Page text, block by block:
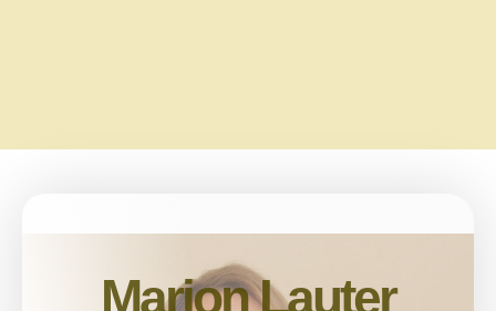
Marion Lauter